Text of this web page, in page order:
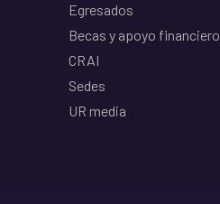
Egresados
Becas y apoyo financiero
CRAI
Sedes
UR media